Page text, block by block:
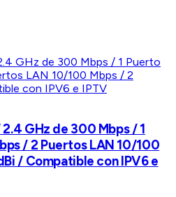
GHz de 300 Mbps / 1
/ 2 Puertos LAN 10/100
/ Compatible con IPV6 e